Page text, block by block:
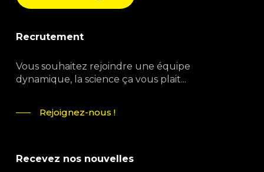
Recrutement
Vous souhaitez rejoindre une équipe
dynamique, la science ça vous plait...
Rejoignez-nous !
Recevez nos nouvelles